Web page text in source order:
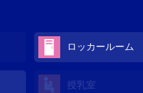
ロッカールーム
授乳室